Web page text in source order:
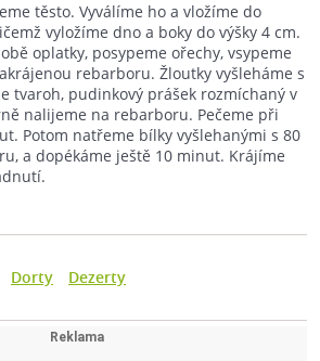
těsto. Vyválíme ho a vložíme do
vyložíme dno a boky do výšky 4 cm.
oplatky, posypeme ořechy, vsypeme
rebarboru. Žloutky vyšleháme s
tvaroh, pudinkový prášek rozmíchaný v
nalijeme na rebarboru. Pečeme při
Potom natřeme bílky vyšlehanými s 80
a dopékáme ještě 10 minut. Krájíme
Dorty Dezerty